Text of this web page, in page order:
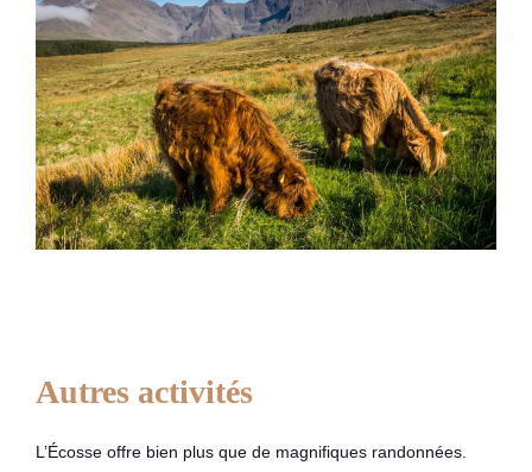
Autres activités
L’Écosse offre bien plus que de magnifiques randonnées.